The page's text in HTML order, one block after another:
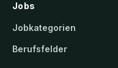
Jobs
Jobkategorien
Berufsfelder